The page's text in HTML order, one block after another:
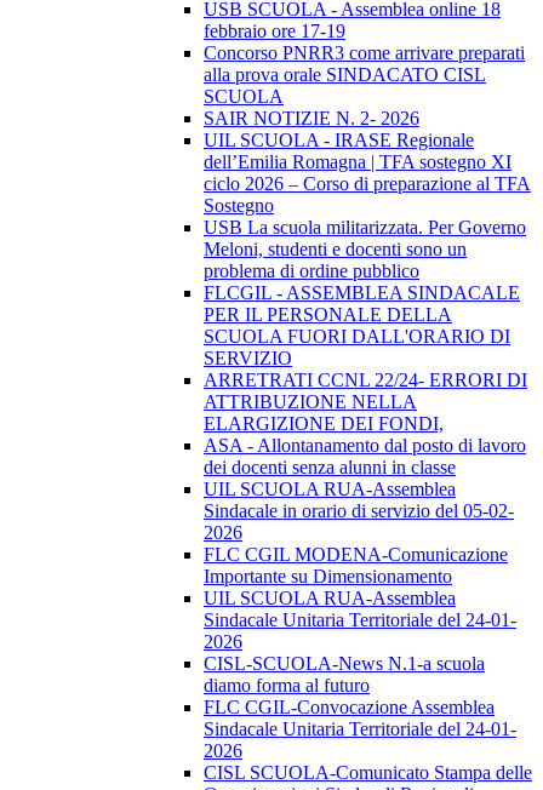
USB SCUOLA - Assemblea online 18
febbraio ore 17-19
Concorso PNRR3 come arrivare preparati
alla prova orale SINDACATO CISL
SCUOLA
SAIR NOTIZIE N. 2- 2026
UIL SCUOLA - IRASE Regionale
dell’Emilia Romagna | TFA sostegno XI
ciclo 2026 – Corso di preparazione al TFA
Sostegno
USB La scuola militarizzata. Per Governo
Meloni, studenti e docenti sono un
problema di ordine pubblico
FLCGIL - ASSEMBLEA SINDACALE
PER IL PERSONALE DELLA
SCUOLA FUORI DALL'ORARIO DI
SERVIZIO
ARRETRATI CCNL 22/24- ERRORI DI
ATTRIBUZIONE NELLA
ELARGIZIONE DEI FONDI,
ASA - Allontanamento dal posto di lavoro
dei docenti senza alunni in classe
UIL SCUOLA RUA-Assemblea
Sindacale in orario di servizio del 05-02-
2026
FLC CGIL MODENA-Comunicazione
Importante su Dimensionamento
UIL SCUOLA RUA-Assemblea
Sindacale Unitaria Territoriale del 24-01-
2026
CISL-SCUOLA-News N.1-a scuola
diamo forma al futuro
FLC CGIL-Convocazione Assemblea
Sindacale Unitaria Territoriale del 24-01-
2026
CISL SCUOLA-Comunicato Stampa delle